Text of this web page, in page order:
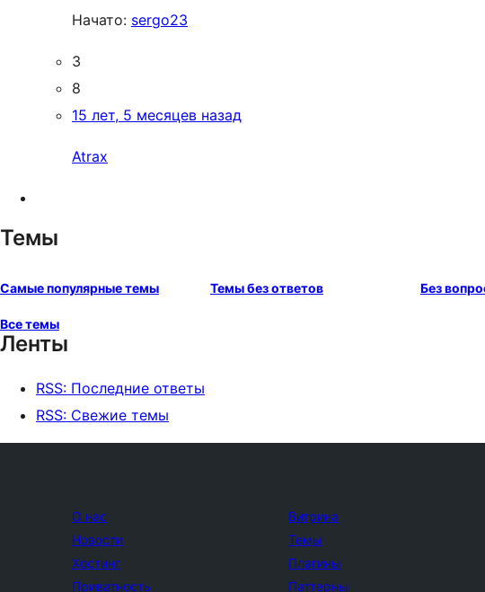
Начато: sergo23
3
8
15 лет, 5 месяцев назад
Atrax
Темы
Самые популярные темы Темы без ответов Без
Все темы
Ленты
RSS: Последние ответы
RSS: Свежие темы
О нас
Новости
Хостинг
Приватность
Витрина
Темы
Плагины
Паттерны